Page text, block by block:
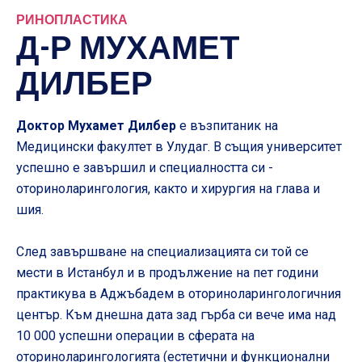
РИНОПЛАСТИКА
Д-Р МУХАМЕТ
ДИЛБЕР
Доктор Мухамет Дилбер е възпитаник на
Медицински факултет в Улудаг. В същия университет
успешно е завършил и специалността си -
оториноларингология, както и хирургия на глава и
шия.
След завършване на специализацията си той се
мести в Истанбул и в продължение на пет години
практикува в Аджъбадем в оториноларингологичния
център. Към днешна дата зад гърба си вече има над
10 000 успешни операции в сферата на
оториноларингологията (естетични и функционални